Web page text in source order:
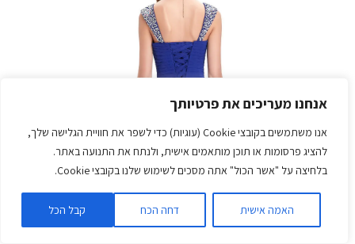
אנחנו מעריכים את פרטיותך
אנו משתמשים בקובצי Cookie (עוגיות) כדי לשפר את חוויית הגלישה שלך,
להציג פרסומות או תוכן מותאמים אישית, ולנתח את התנועה באתר.
בלחיצה על "אשר הכול" אתה מסכים לשימוש שלנו בקובצי Cookie.
האמה אישית דחה הכח קבל הכל